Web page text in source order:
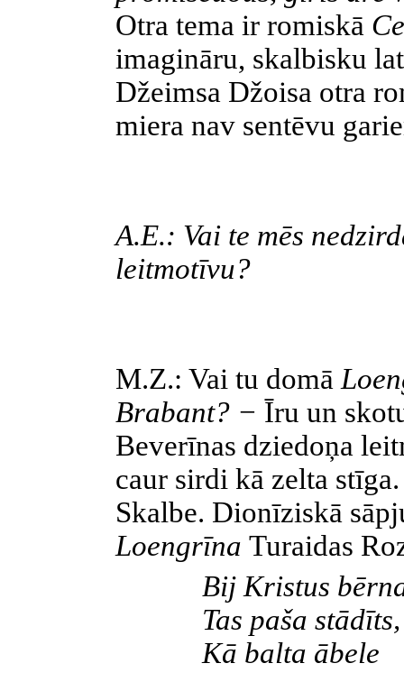
Otra tema ir romiskā
imagināru, skalbisku
Džeimsa Džoisa otra
miera nav sentēvu
A.E.: Vai te mēs
leitmotīvu?
M.Z.: Vai tu domā
Brabant? − Īru un
Beverīnas dziedoņa
caur sirdi kā zelta
Skalbe. Dionīziskā
Loengrīna Turaidas
Bij Kristus
Tas paša
Kā balta ābele